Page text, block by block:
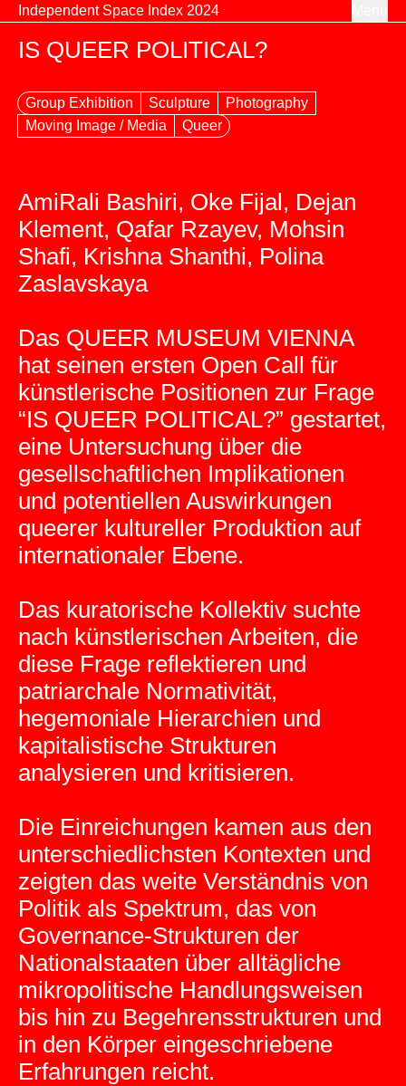
Zum Inhalt springen
Independent Space Index 2024
IS QUEER POLITICAL?
Group Exhibition Sculpture
Photography
Moving Image / Media
Queer
AmiRali Bashiri, Oke Fijal, Dejan
Klement, Qafar Rzayev, Mohsin
Shafi, Krishna Shanthi, Polina
Zaslavskaya
Das QUEER MUSEUM VIENNA
hat seinen ersten Open Call für
künstlerische Positionen zur Frage
“IS QUEER POLITICAL?” gestartet,
eine Untersuchung über die
gesellschaftlichen Implikationen
und potentiellen Auswirkungen
queerer kultureller Produktion auf
internationaler Ebene.
Das kuratorische Kollektiv suchte
nach künstlerischen Arbeiten, die
diese Frage reflektieren und
patriarchale Normativität,
hegemoniale Hierarchien und
kapitalistische Strukturen
analysieren und kritisieren.
Die Einreichungen kamen aus den
unterschiedlichsten Kontexten und
zeigten das weite Verständnis von
Politik als Spektrum, das von
Governance-Strukturen der
Nationalstaaten über alltägliche
mikropolitische Handlungsweisen
bis hin zu Begehrensstrukturen und
in den Körper eingeschriebene
Erfahrungen reicht.